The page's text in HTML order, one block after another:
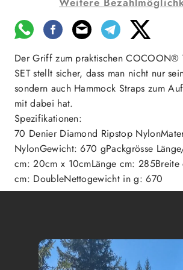
Der Griff zum praktischen COCOON®
SET stellt sicher, dass man nicht nur
sondern auch Hammock Straps zum
mit dabei hat.
Spezifikationen:
70 Denier Diamond Ripstop
NylonGewicht: 670 gPackgrösse
cm: 20cm x 10cmLänge cm: 285Breite
cm: DoubleNettogewicht in g: 670